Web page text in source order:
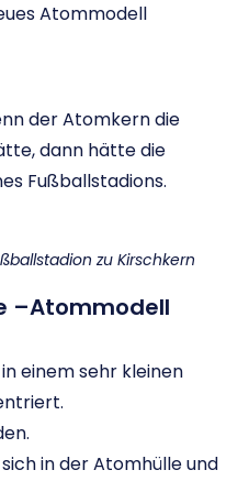
Atommodell
der Atomkern die
dann hätte die
Fußballstadions.
zu Kirschkern
–Atommodell
einem sehr kleinen
in der Atomhülle und